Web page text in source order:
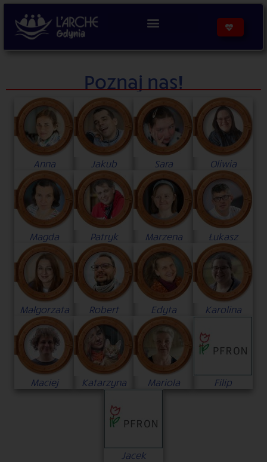
Poznaj nas!
Anna Jakub Sara Oliwia
Magda Patryk Marzena Łukasz
Małgorzata Robert Edyta Karolina
Maciej Katarzyna Mariola Filip
Jacek